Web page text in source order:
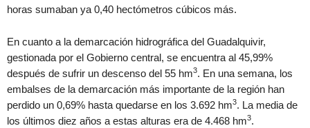
horas sumaban ya 0,40 hectómetros cúbicos más.
En cuanto a la demarcación hidrográfica del Guadalquivir,
gestionada por el Gobierno central, se encuentra al 45,99%
después de sufrir un descenso del 55 hm3. En una semana, los
embalses de la demarcación más importante de la región han
perdido un 0,69% hasta quedarse en los 3.692 hm3. La media de
los últimos diez años a estas alturas era de 4.468 hm3.